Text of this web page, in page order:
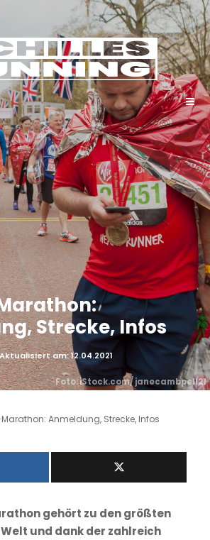
Strecke, Infos
am: 12.04.2021
Foto: iStock.com/ janecambpell21
Anmeldung, Strecke, Infos
gehört zu den größten
und dank der zahlreich